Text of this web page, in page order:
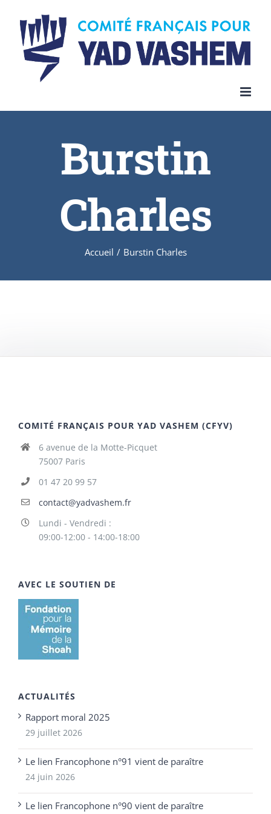
content
Burstin
Charles
Accueil / Burstin Charles
COMITÉ FRANÇAIS POUR YAD VASHEM (CFYV)
6 avenue de la Motte-Picquet
75007 Paris
01 47 20 99 57
contact@yadvashem.fr
Lundi - Vendredi :
09:00-12:00 - 14:00-18:00
AVEC LE SOUTIEN DE
ACTUALITÉS
Rapport moral 2025
29 juillet 2026
Le lien Francophone n°91 vient de paraître
24 juin 2026
Le lien Francophone n°90 vient de paraître